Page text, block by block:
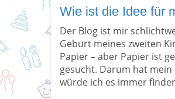
Wie ist die Idee für
Der Blog ist mir
Geburt meines zweiten
Papier – aber Papier ist
gesucht. Darum hat
würde ich es immer